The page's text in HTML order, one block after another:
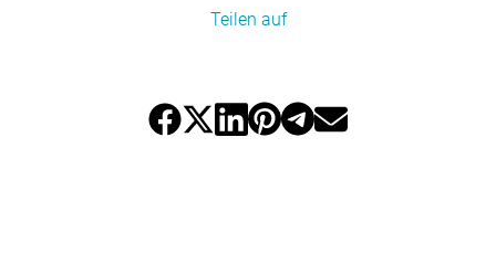
Teilen auf